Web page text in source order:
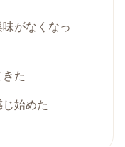
がなくなっ
た
始めた